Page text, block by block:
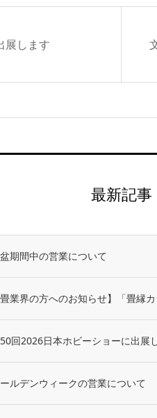
展します
最新記事
期間中の営業について
畳業界の方へのお知らせ】「畳縁
回2026日本ホビーショーに出展
ルデンウィークの営業について